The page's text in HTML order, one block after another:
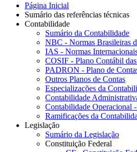
Página Inicial
Sumário das referências técnicas
Contabilidade
Sumário da Contabilidade
NBC - Normas Brasileiras
IAS - Normas
COSIF - Plano Contábil
PADRON - Plano de
Outros Planos de Contas
Especializações da
Contabilidade
Contabilidade Operacional
Ramificações da
Legislação
Sumário da Legislação
Constituição Federal